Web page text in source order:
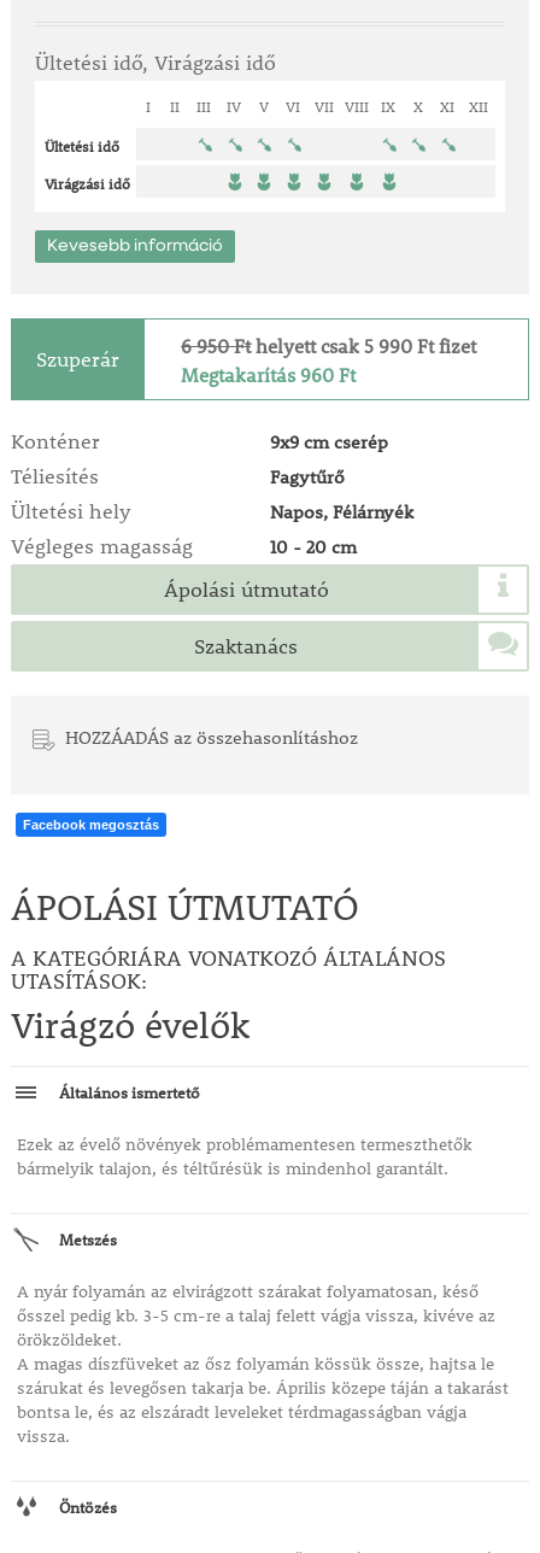
Ültetési idő, Virágzási idő
I II III IV V VI VII VIII IX X XI XII
Ültetési idő
Virágzási idő
Kevesebb információ
Szuperár
6 950 Fthelyett csak 5 990 Ft fizet
Megtakarítás 960 Ft
Konténer 9x9 cm cserép
Téliesítés Fagytűrő
Ültetési hely Napos, Félárnyék
Végleges magasság 10 - 20 cm
Ápolási útmutató
Szaktanács
HOZZÁADÁS az összehasonlításhoz
Facebook megosztás
ÁPOLÁSI ÚTMUTATÓ
A KATEGÓRIÁRA VONATKOZÓ ÁLTALÁNOS
UTASÍTÁSOK:
Virágzó évelők
Általános ismertető
Ezek az évelő növények problémamentesen termeszthetők
bármelyik talajon, és téltűrésük is mindenhol garantált.
Metszés
A nyár folyamán az elvirágzott szárakat folyamatosan, késő
ősszel pedig kb. 3-5 cm-re a talaj felett vágja vissza, kivéve az
örökzöldeket.
A magas díszfüveket az ősz folyamán kössük össze, hajtsa le
szárukat és levegősen takarja be. Április közepe táján a takarást
bontsa le, és az elszáradt leveleket térdmagasságban vágja
vissza.
Öntözés